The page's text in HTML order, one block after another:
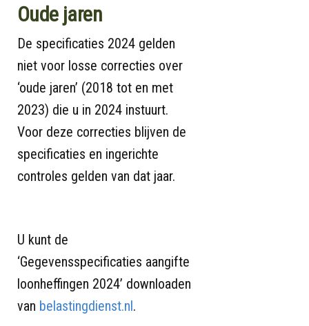
Oude jaren
De specificaties 2024 gelden
niet voor losse correcties over
‘oude jaren’ (2018 tot en met
2023) die u in 2024 instuurt.
Voor deze correcties blijven de
specificaties en ingerichte
controles gelden van dat jaar.
U kunt de
‘Gegevensspecificaties aangifte
loonheffingen 2024’ downloaden
van belastingdienst.nl.